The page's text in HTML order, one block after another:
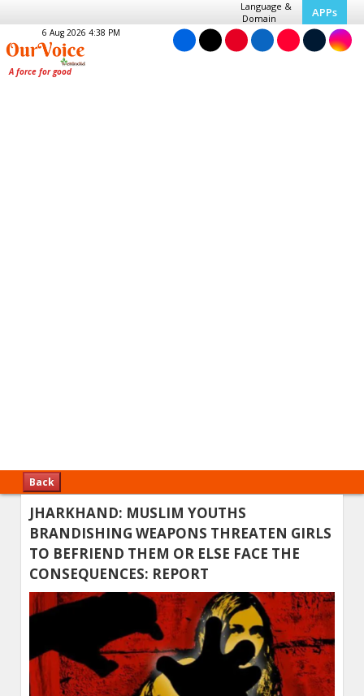
Language &
Domain
APPs
6 Aug 2026 4:38 PM
Back
JHARKHAND: MUSLIM YOUTHS
BRANDISHING WEAPONS THREATEN GIRLS
TO BEFRIEND THEM OR ELSE FACE THE
CONSEQUENCES: REPORT